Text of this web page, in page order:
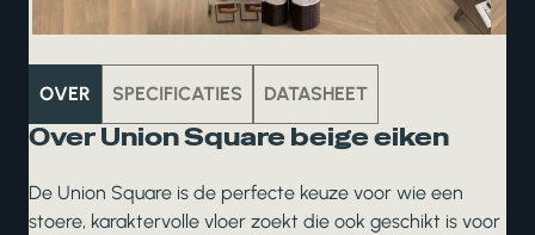
OVER SPECIFICATIES DATASHEET
Over Union Square beige eiken
De Union Square is de perfecte keuze voor wie een
stoere, karaktervolle vloer zoekt die ook geschikt is voor